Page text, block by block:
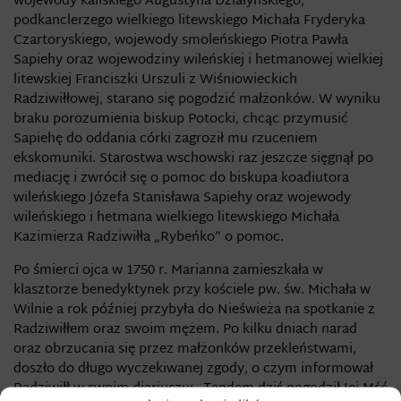
podkanclerzego wielkiego litewskiego Michała Fryderyka
Czartoryskiego, wojewody smoleńskiego Piotra Pawła
Sapiehy oraz wojewodziny wileńskiej i hetmanowej wielkiej
litewskiej Franciszki Urszuli z Wiśniowieckich
Radziwiłłowej, starano się pogodzić małżonków. W wyniku
braku porozumienia biskup Potocki, chcąc przymusić
Sapiehę do oddania córki zagroził mu rzuceniem
ekskomuniki. Starostwa wschowski raz jeszcze sięgnął po
mediację i zwrócił się o pomoc do biskupa koadiutora
wileńskiego Józefa Stanisława Sapiehy oraz wojewody
wileńskiego i hetmana wielkiego litewskiego Michała
Kazimierza Radziwiłła „Rybeńko” o pomoc.
Po śmierci ojca w 1750 r. Marianna zamieszkała w
klasztorze benedyktynek przy kościele pw. św. Michała w
Wilnie a rok później przybyła do Nieświeża na spotkanie z
Radziwiłłem oraz swoim mężem. Po kilku dniach narad
oraz obrzucania się przez małżonków przekleństwami,
doszło do długo wyczekiwanej zgody, o czym informował
Radziwiłł w swoim diariuszu: „Tandem dziś pogodził Jej Mść